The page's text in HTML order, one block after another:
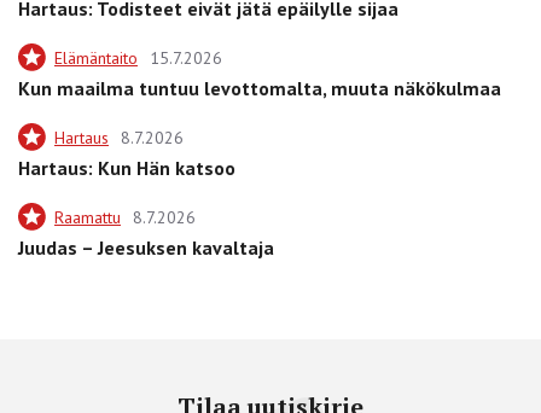
Hartaus: Todisteet eivät jätä epäilylle sijaa
Elämäntaito 15.7.2026
Kun maailma tuntuu levottomalta, muuta näkökulmaa
Hartaus 8.7.2026
Hartaus: Kun Hän katsoo
Raamattu 8.7.2026
Juudas – Jeesuksen kavaltaja
Tilaa uutiskirje